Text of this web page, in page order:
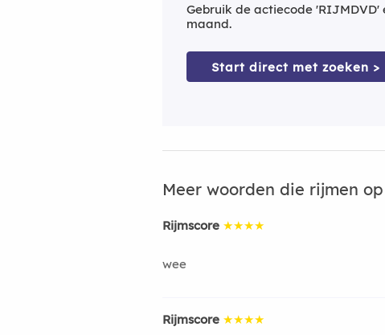
Gebruik de actiecode
maand.
Start direct met zoeken >
Meer woorden die rijmen op
Rijmscore ★★★★
wee
Rijmscore ★★★★